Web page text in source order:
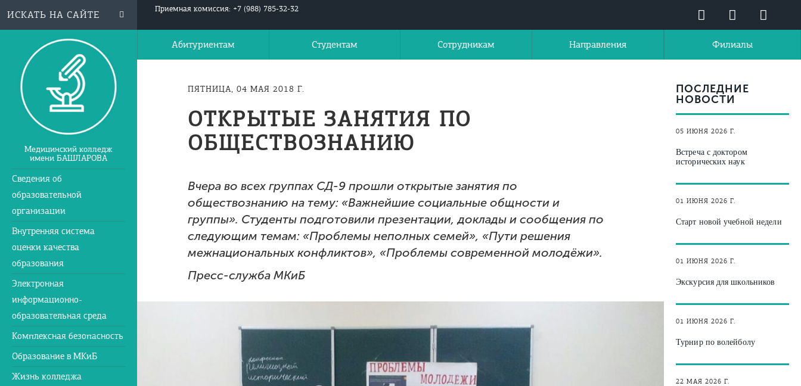
Медицинский колледж
имени БАШЛАРОВА
Сведения об
образовательной
организации
Внутренняя система
оценки качества
образования
Электронная
информационно-
образовательная среда
Комплексная безопасность
Образование в МКиБ
Жизнь колледжа
Приемная комиссия: +7 (988) 785-32-32
Абитуриентам Студентам Сотрудникам Направления Филиалы
ПЯТНИЦА, 04 МАЯ 2018 Г.
ОТКРЫТЫЕ ЗАНЯТИЯ ПО
ОБЩЕСТВОЗНАНИЮ
Вчера во всех группах СД-9 прошли открытые занятия по
обществознанию на тему: «Важнейшие социальные общности и
группы». Студенты подготовили презентации, доклады и сообщения по
следующим темам: «Проблемы неполных семей», «Пути решения
межнациональных конфликтов», «Проблемы современной молодёжи».
Пресс-служба МКиБ
ПОСЛЕДНИЕ
НОВОСТИ
05 ИЮНЯ 2026 Г.
Встреча с доктором
исторических наук
01 ИЮНЯ 2026 Г.
Старт новой учебной недели
01 ИЮНЯ 2026 Г.
Экскурсия для школьников
01 ИЮНЯ 2026 Г.
Турнир по волейболу
22 МАЯ 2026 Г.